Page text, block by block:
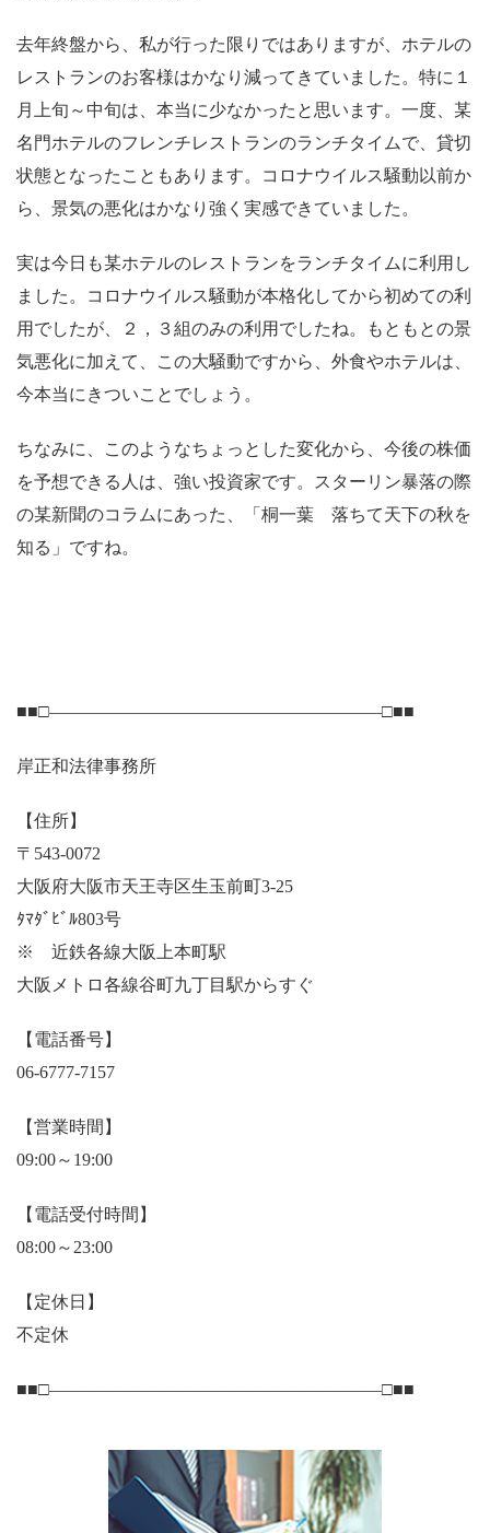
去年終盤から、私が行った限りではありますが、ホテルの
レストランのお客様はかなり減ってきていました。特に１
月上旬～中旬は、本当に少なかったと思います。一度、某
名門ホテルのフレンチレストランのランチタイムで、貸切
状態となったこともあります。コロナウイルス騒動以前か
ら、景気の悪化はかなり強く実感できていました。
実は今日も某ホテルのレストランをランチタイムに利用し
ました。コロナウイルス騒動が本格化してから初めての利
用でしたが、２，３組のみの利用でしたね。もともとの景
気悪化に加えて、この大騒動ですから、外食やホテルは、
今本当にきついことでしょう。
ちなみに、このようなちょっとした変化から、今後の株価
を予想できる人は、強い投資家です。スターリン暴落の際
の某新聞のコラムにあった、「桐一葉 落ちて天下の秋を
知る」ですね。
■■□―――――――――――――――――――□■■
岸正和法律事務所
【住所】
〒543-0072
大阪府大阪市天王寺区生玉前町3-25
ﾀﾏﾀﾞﾋﾞﾙ803号
※ 近鉄各線大阪上本町駅
大阪メトロ各線谷町九丁目駅からすぐ
【電話番号】
06-6777-7157
【営業時間】
09:00～19:00
【電話受付時間】
08:00～23:00
【定休日】
不定休
■■□―――――――――――――――――――□■■